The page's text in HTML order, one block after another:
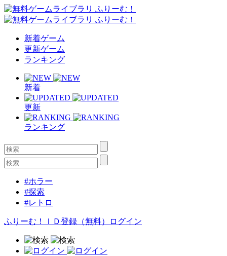
新着ゲーム
更新ゲーム
ランキング
新着
更新
ランキング
#ホラー
#探索
#レトロ
ふりーむ！ＩＤ登録（無料） ログイン